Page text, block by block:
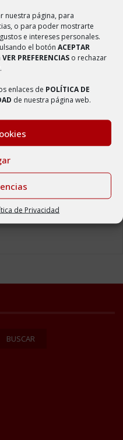
nuestra página, para
o para poder mostrarte
e intereses personales.
el botón ACEPTAR
VER PREFERENCIAS o rechazar
.
enlaces de POLÍTICA DE
de nuestra página web.
de Privacidad
bar del edificio
bar de las Piscinas
gestión del bar
el entorno quemado